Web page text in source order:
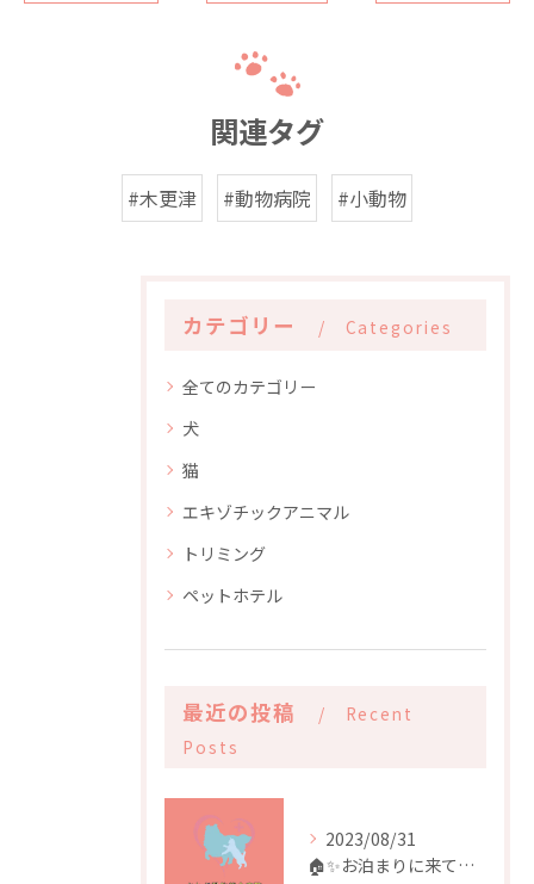
関連タグ
#木更津 #動物病院 #小動物
カテゴリー Categories
全てのカテゴリー
犬
猫
エキゾチックアニマル
トリミング
ペットホテル
最近の投稿
Recent
Posts
2023/08/31
🏠✨️お泊まりに来てくれたお友達✨️🏠